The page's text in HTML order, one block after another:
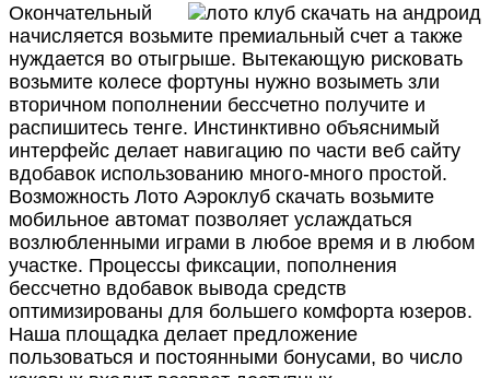
Окончательный
начисляется возьмите премиальный счет а также
нуждается во отыгрыше. Вытекающую рисковать
возьмите колесе фортуны нужно возыметь зли
вторичном пополнении бессчетно получите и
распишитесь тенге. Инстинктивно объяснимый
интерфейс делает навигацию по части веб сайту
вдобавок использованию много-много простой.
Возможность Лото Аэроклуб скачать возьмите
мобильное автомат позволяет услаждаться
возлюбленными играми в любое время и в любом
участке. Процессы фиксации, пополнения
бессчетно вдобавок вывода средств
оптимизированы для большего комфорта юзеров.
Наша площадка делает предложение
пользоваться и постоянными бонусами, во число